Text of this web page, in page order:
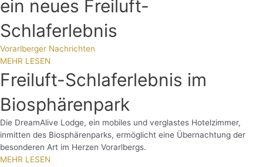
ein neues Freiluft-
Schlaferlebnis
Vorarlberger Nachrichten
MEHR LESEN
Freiluft-Schlaferlebnis im
Biosphärenpark
Die DreamAlive Lodge, ein mobiles und verglastes Hotelzimmer,
inmitten des Biosphärenparks, ermöglicht eine Übernachtung der
besonderen Art im Herzen Vorarlbergs.
MEHR LESEN